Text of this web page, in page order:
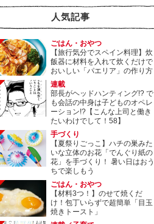
人気記事
ごはん・おやつ
【旅行気分でスペイン料理】炊
飯器に材料を入れて炊くだけで
おいしい「パエリア」の作り方
連載
部長がヘッドハンティング!? で
も会話の中身は子どものオペレ
ーション!?【こんな上司と働き
たいわけでして！58】
手づくり
【夏祭りごっこ】ハチの巣みた
いな立体のお花「でんぐり紙の
花」を手づくり！ 暑い日はおう
ちで楽しもう
ごはん・おやつ
【材料3つ！】のせて焼くだ
け！包丁いらずで超簡単「目玉
焼きトースト」